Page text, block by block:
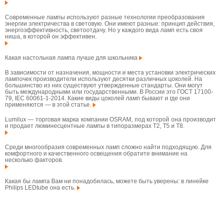
Современные лампы используют разные технологии преобразования
энергии электричества в световую. Они имеют разные: принцип действия,
энергоэффективность, светоотдачу. Но у каждого вида ламп есть своя
ниша, в которой он эффективен.
Какая настольная лампа лучше для школьника
В зависимости от назначения, мощности и места установки электрических
лампочек производители используют десятки различных цоколей. На
большинство из них существуют утвержденные стандарты. Они могут
быть международными или государственными. В России это ГОСТ 17100-
79, IEC 60061-1-2014. Какие виды цоколей ламп бывают и где они
применяются — в этой статье.
Lumilux — торговая марка компании OSRAM, под которой она производит
и продает люминесцентные лампы в типоразмерах T2, T5 и T8.
Среди многообразия современных ламп сложно найти подходящую. Для
комфортного и качественного освещения обратите внимание на
несколько факторов.
Какая бы лампа Вам ни понадобилась, можете быть уверены: в линейке
Philips LEDtube она есть.